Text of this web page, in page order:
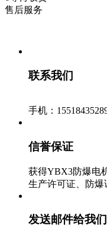
售后服务
联系我们
手机：
信誉保证
获得YBX3防爆电
生产许可证、防
发送邮件给我们